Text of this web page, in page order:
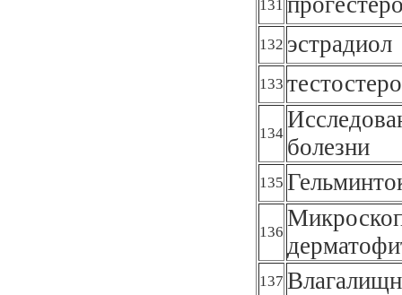
131
132 эстрадиол
133
134
болезни
135
136
137